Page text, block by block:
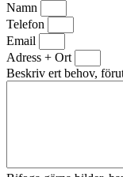
Namn
Telefon
Email
Adress + Ort
Beskriv ert behov,